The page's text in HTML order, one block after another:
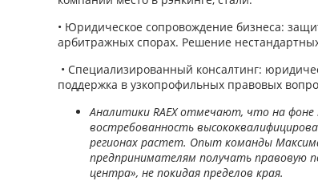
• Юридическое сопровождение бизнеса:
арбитражных спорах. Решение
• Специализированный консалтинг:
поддержка в узкопрофильных правовых
Аналитики RAEX отмечают, что на
востребованность
регионах растет. Опыт команды
предпринимателям получать правовую
центра», не покидая пределов края.